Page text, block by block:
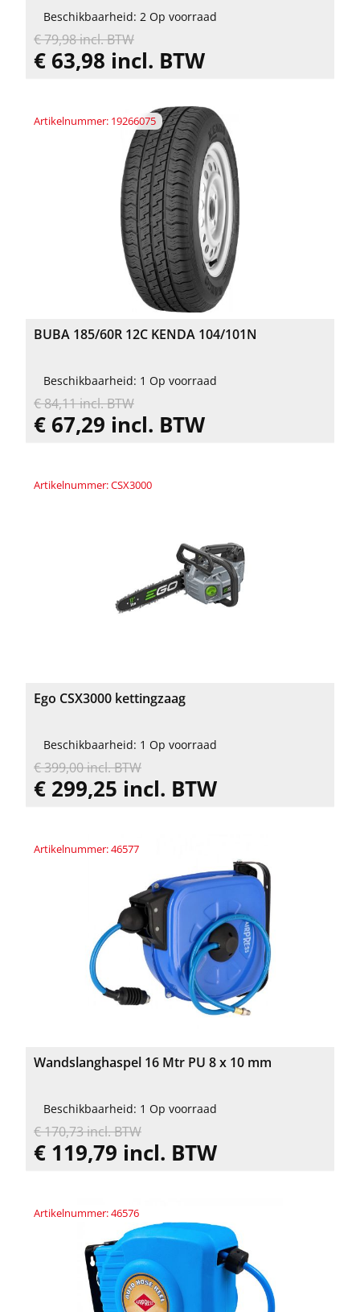
Beschikbaarheid: 2 Op voorraad
€ 79,98 incl. BTW
€ 63,98 incl. BTW
Artikelnummer: 19266075
BUBA 185/60R 12C KENDA 104/101N
Beschikbaarheid: 1 Op voorraad
€ 84,11 incl. BTW
€ 67,29 incl. BTW
Artikelnummer: CSX3000
Ego CSX3000 kettingzaag
Beschikbaarheid: 1 Op voorraad
€ 399,00 incl. BTW
€ 299,25 incl. BTW
Artikelnummer: 46577
Wandslanghaspel 16 Mtr PU 8 x 10 mm
Beschikbaarheid: 1 Op voorraad
€ 170,73 incl. BTW
€ 119,79 incl. BTW
Artikelnummer: 46576